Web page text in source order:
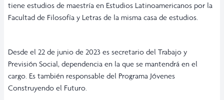
tiene estudios de maestría en Estudios Latinoamericanos por la
Facultad de Filosofía y Letras de la misma casa de estudios.
Desde el 22 de junio de 2023 es secretario del Trabajo y
Previsión Social, dependencia en la que se mantendrá en el
cargo. Es también responsable del Programa Jóvenes
Construyendo el Futuro.